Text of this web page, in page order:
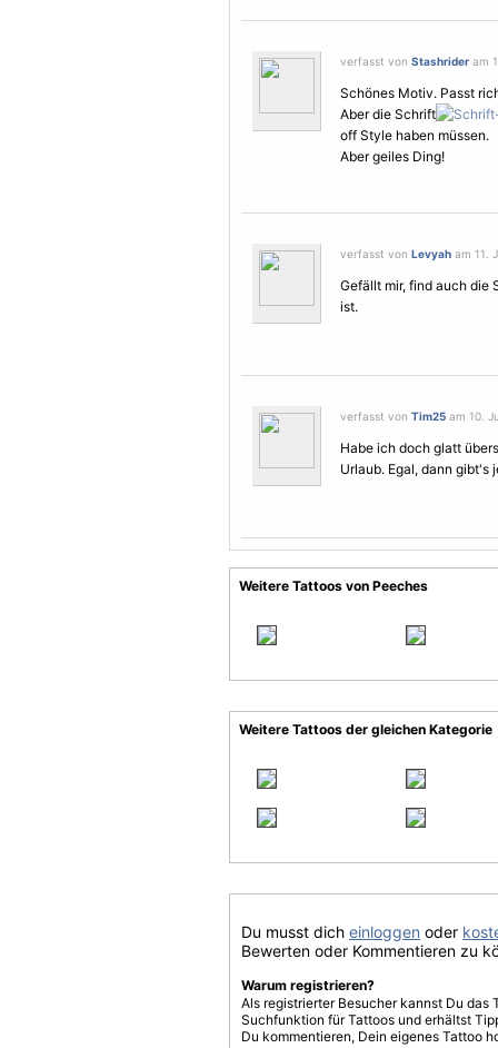
verfasst von Stashrider am
Schönes Motiv. Passt
Aber die Schrift
off Style haben müssen.
Aber geiles Ding!
verfasst von Levyah am 11.
Gefällt mir, find auch die
ist.
verfasst von Tim25 am 10.
Habe ich doch glatt
Urlaub. Egal, dann gibt's
Weitere Tattoos von Peeches
Weitere Tattoos der gleichen Kategorie
Du musst dich einloggen oder
Bewerten oder Kommentieren zu
Warum registrieren?
Als registrierter Besucher kannst Du
Suchfunktion für Tattoos und erhältst
Du kommentieren, Dein eigenes Tattoo